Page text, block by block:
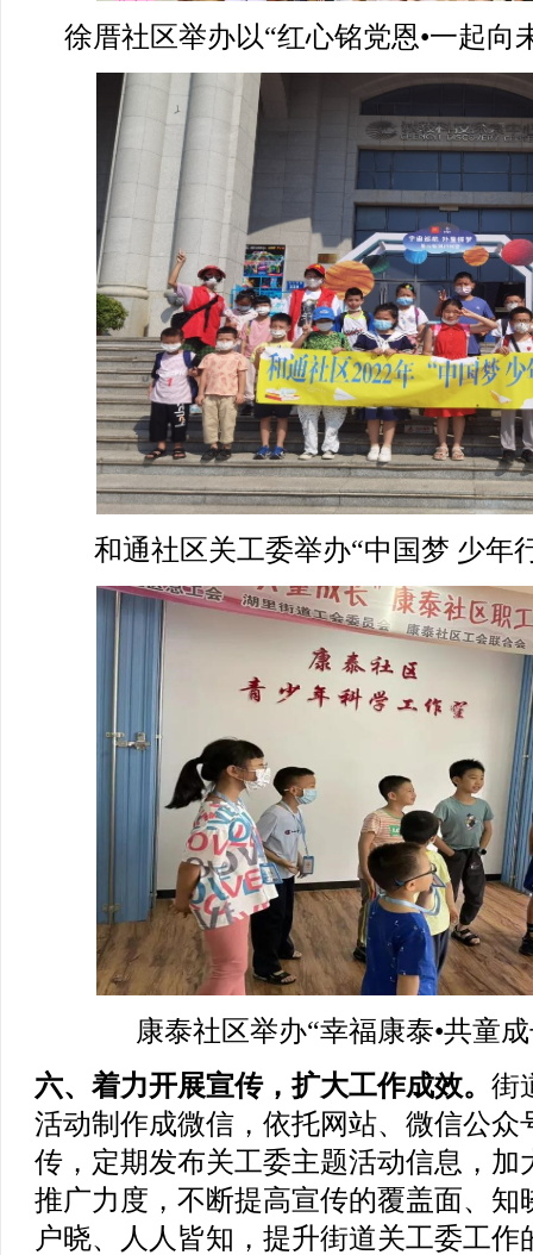
徐厝社区举办以“红心铭党恩•一起向
和通社区关工委举办“中国梦 少年
康泰社区举办“幸福康泰•共童
六、着力开展宣传，扩大工作成效。 街
活动制作成微信，依托网站、微信公
传，定期发布关工委主题活动信息，
推广力度，不断提高宣传的覆盖面、
户晓、人人皆知，提升街道关工委工作